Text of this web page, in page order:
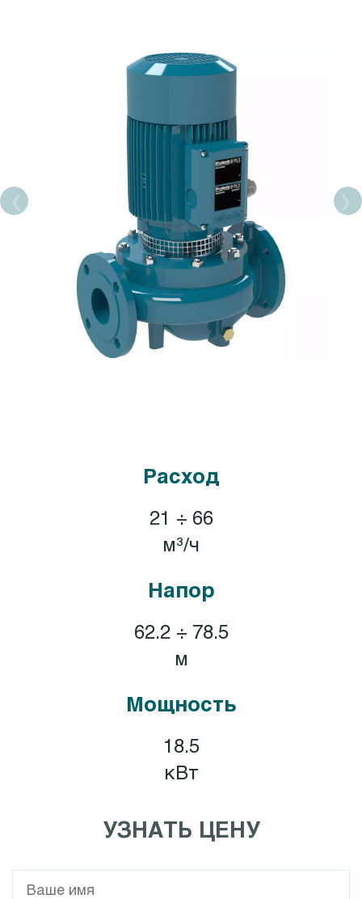
Расход
21 ÷ 66
м³/ч
Напор
62.2 ÷ 78.5
м
Мощность
18.5
кВт
УЗНАТЬ ЦЕНУ